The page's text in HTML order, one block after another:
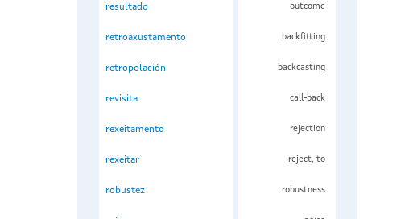
resultado outcome
retroaxustamento backfitting
retropolación backcasting
revisita call-back
rexeitamento rejection
rexeitar reject, to
robustez robustness